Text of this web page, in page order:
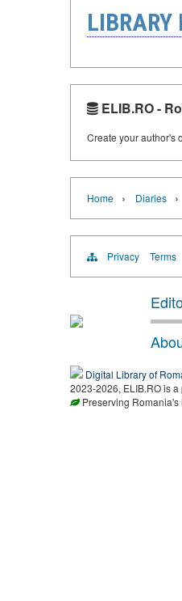
LIBRARY
ELIB.RO -
Create your author's
Home › Diaries ›
Privacy Terms
Digital Library of
2023-2026, ELIB.RO is
Preserving Romania's